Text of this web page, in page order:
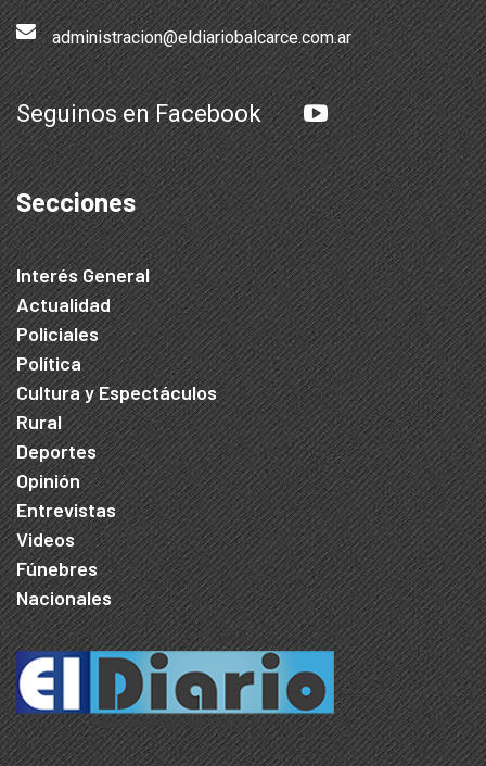
administracion@eldiariobalcarce.com.ar
Seguinos en Facebook
Secciones
Interés General
Actualidad
Policiales
Política
Cultura y Espectáculos
Rural
Deportes
Opinión
Entrevistas
Videos
Fúnebres
Nacionales